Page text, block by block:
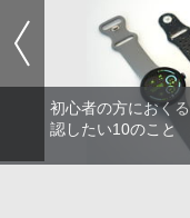
初心者の方におく
認したい10のこと